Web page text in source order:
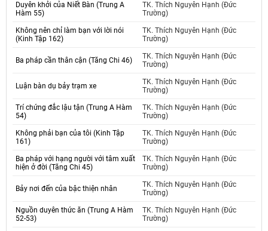
Duyên khởi của Niết Bàn (Trung A
Hàm 55)
TK. Thích Nguyên Hạnh (Đức
Trường)
Không nên chỉ làm bạn với lời nói
(Kinh Tập 162)
TK. Thích Nguyên Hạnh (Đức
Trường)
Ba pháp cần thân cận (Tăng Chi 46)
TK. Thích Nguyên Hạnh (Đức
Trường)
Luận bàn dụ bảy trạm xe
TK. Thích Nguyên Hạnh (Đức
Trường)
Trí chứng đắc lậu tận (Trung A Hàm
54)
TK. Thích Nguyên Hạnh (Đức
Trường)
Không phải bạn của tôi (Kinh Tập
161)
TK. Thích Nguyên Hạnh (Đức
Trường)
Ba pháp với hạng người với tâm xuất
hiện ở đời (Tăng Chi 45)
TK. Thích Nguyên Hạnh (Đức
Trường)
Bảy nơi đến của bậc thiện nhân
TK. Thích Nguyên Hạnh (Đức
Trường)
Nguồn duyên thức ăn (Trung A Hàm
52-53)
TK. Thích Nguyên Hạnh (Đức
Trường)